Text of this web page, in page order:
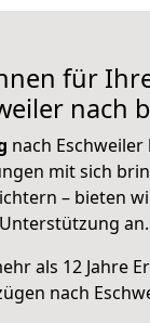
für
nach
nach Eschweiler
mit sich
– bieten
Unterstützung an.
als 12 Jahre
nach